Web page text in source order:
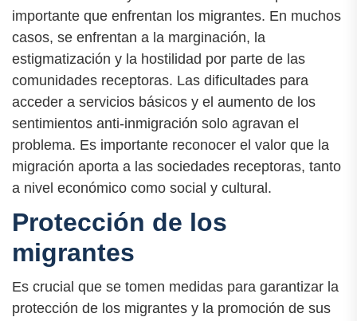
importante que enfrentan los migrantes. En muchos
casos, se enfrentan a la marginación, la
estigmatización y la hostilidad por parte de las
comunidades receptoras. Las dificultades para
acceder a servicios básicos y el aumento de los
sentimientos anti-inmigración solo agravan el
problema. Es importante reconocer el valor que la
migración aporta a las sociedades receptoras, tanto
a nivel económico como social y cultural.
Protección de los
migrantes
Es crucial que se tomen medidas para garantizar la
protección de los migrantes y la promoción de sus